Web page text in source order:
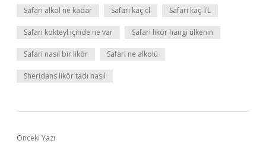
Safari alkol ne kadar Safari kaç cl Safari kaç TL
Safari kokteyl içinde ne var Safari likör hangi ülkenin
Safari nasıl bir likör Safari ne alkolü
Sheridans likör tadı nasıl
Önceki Yazı